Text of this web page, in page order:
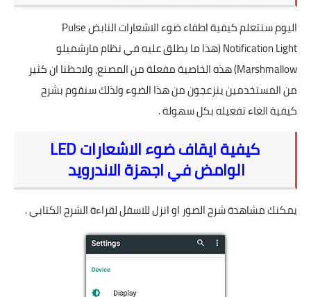
اليوم سنتعلم كيفية اطفاء ضوء الاشعارات النابض Pulse
Notification Light (هذا ما يطلق عليه في نظام مارشميلو
Marshmallow) هذه الخاصية مفعلة من المصنع، ولاحظنا ان كثير
من المستخدمين ينزعجون من هذا الضوء ولذلك سنقوم بشرح
كيفية الغاء تفعيله بكل سهولة .
كيفية ايقاف ضوء الاشعارات LED
الوامض في اجهزة الاندرويد
يمكنك مشاهدة شرح الصور او انزل للاسفل لقراءة الشرح الكتابي .